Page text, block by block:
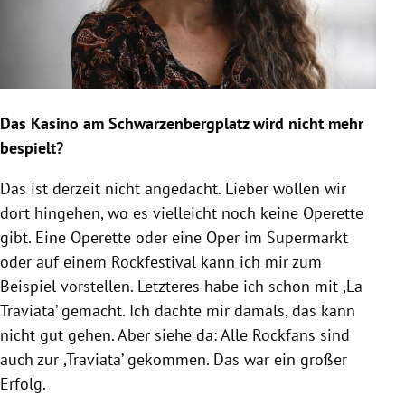
Das Kasino am Schwarzenbergplatz wird nicht mehr
bespielt?
Das ist derzeit nicht angedacht. Lieber wollen wir
dort hingehen, wo es vielleicht noch keine Operette
gibt. Eine Operette oder eine Oper im Supermarkt
oder auf einem Rockfestival kann ich mir zum
Beispiel vorstellen. Letzteres habe ich schon mit ,La
Traviata’ gemacht. Ich dachte mir damals, das kann
nicht gut gehen. Aber siehe da: Alle Rockfans sind
auch zur ,Traviata’ gekommen. Das war ein großer
Erfolg.